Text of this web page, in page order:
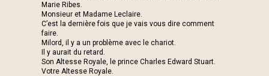
Marie Ribes.
Monsieur et Madame Leclaire.
C’est la dernière fois que je vais vous dire comment
faire.
Milord, il y a un problème avec le chariot.
Il y aurait du retard.
Son Altesse Royale, le prince Charles Edward Stuart.
Votre Altesse Royale.